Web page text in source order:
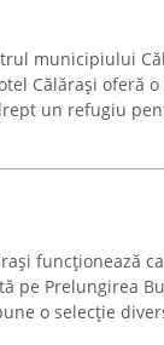
municipiului
Călărași oferă
un refugiu
funcționează
pe Prelungirea
o selecție